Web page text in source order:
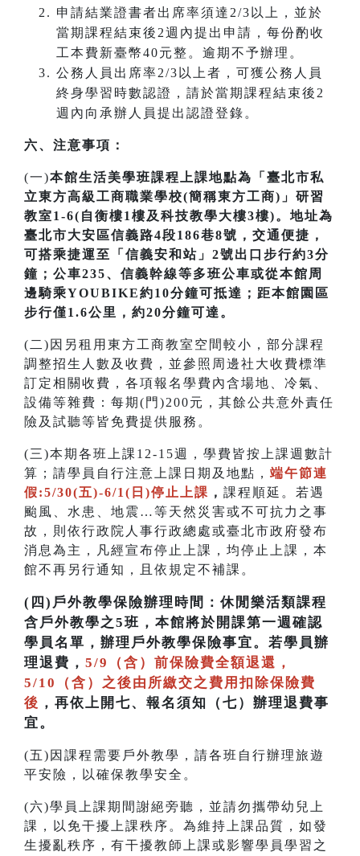
申請結業證書者出席率須達2/3以上，並於
當期課程結束後2週內提出申請，每份酌收
工本費新臺幣40元整。逾期不予辦理。
公務人員出席率2/3以上者，可獲公務人員
終身學習時數認證，請於當期課程結束後2
週內向承辦人員提出認證登錄。
六、注意事項：
(一)本館生活美學班課程上課地點為「臺北市私
立東方高級工商職業學校(簡稱東方工商)」研習
教室1-6(自衡樓1樓及科技教學大樓3樓)。地址為
臺北市大安區信義路4段186巷8號，交通便捷，
可搭乘捷運至「信義安和站」2號出口步行約3分
鐘；公車235、信義幹線等多班公車或從本館周
邊騎乘YOUBIKE約10分鐘可抵達；距本館園區
步行僅1.6公里，約20分鐘可達。
(二)因另租用東方工商教室空間較小，部分課程
調整招生人數及收費，並參照周邊社大收費標準
訂定相關收費，各項報名學費內含場地、冷氣、
設備等雜費：每期(門)200元，其餘公共意外責任
險及試聽等皆免費提供服務。
(三)本期各班上課12-15週，學費皆按上課週數計
算；請學員自行注意上課日期及地點， 端午節連
假:5/30(五)-6/1(日)停止上課 ， 課程順延。若遇
颱風、水患、地震…等天然災害或不可抗力之事
故，則依行政院人事行政總處或臺北市政府發布
消息為主，凡經宣布停止上課，均停止上課，本
館不再另行通知，且依規定不補課。
(四) 戶外教學保險辦理時間：休閒樂活類課程
含戶外教學之5班，本館將於開課第一週確認
學員名單，辦理戶外教學保險事宜。若學員辦
理退費， 5/9（含）前保險費全額退還，
5/10（含）之後由所繳交之費用扣除保險費
後 ，再依上開七、報名須知（七）辦理退費事
宜。
(五)因課程需要戶外教學，請各班自行辦理旅遊
平安險，以確保教學安全。
(六)學員上課期間謝絕旁聽，並請勿攜帶幼兒上
課，以免干擾上課秩序。為維持上課品質，如發
生擾亂秩序，有干擾教師上課或影響學員學習之